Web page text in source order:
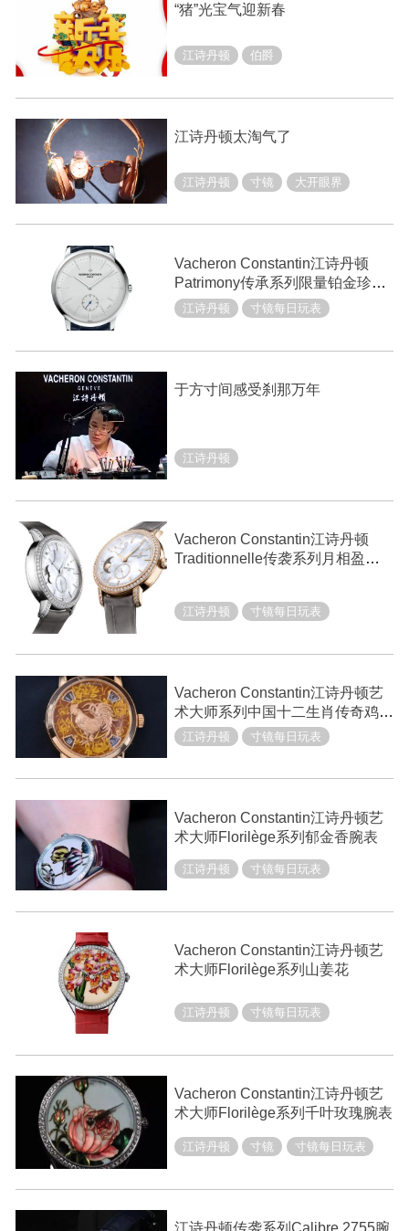
“猪”光宝气迎新春
江诗丹顿 伯爵
江诗丹顿太淘气了
江诗丹顿 寸镜 大开眼界
Vacheron Constantin江诗丹顿
Patrimony传承系列限量铂金珍藏
款江诗丹顿 寸镜每日玩表
于方寸间感受刹那万年
江诗丹顿
Vacheron Constantin江诗丹顿
Traditionnelle传袭系列月相盈亏
江诗丹顿 寸镜每日玩表
Vacheron Constantin江诗丹顿艺
术大师系列中国十二生肖传奇鸡年
腕表
江诗丹顿 寸镜每日玩表
Vacheron Constantin江诗丹顿艺
术大师Florilège系列郁金香腕表
江诗丹顿 寸镜每日玩表
Vacheron Constantin江诗丹顿艺
术大师Florilège系列山姜花
江诗丹顿 寸镜每日玩表
Vacheron Constantin江诗丹顿艺
术大师Florilège系列千叶玫瑰腕表
江诗丹顿 寸镜 寸镜每日玩表